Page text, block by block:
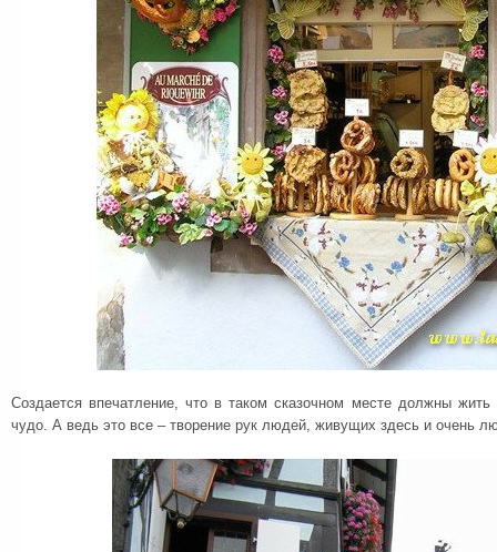
Создается впечатление, что в таком сказочном месте должны
чудо. А ведь это все – творение рук людей, живущих здесь и очень